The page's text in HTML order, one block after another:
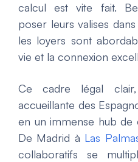
calcul est vite fait.
poser leurs valises
les loyers sont
vie et la connexion
Ce cadre légal
accueillante des
en un immense hub de
De Madrid à Las
collaboratifs se